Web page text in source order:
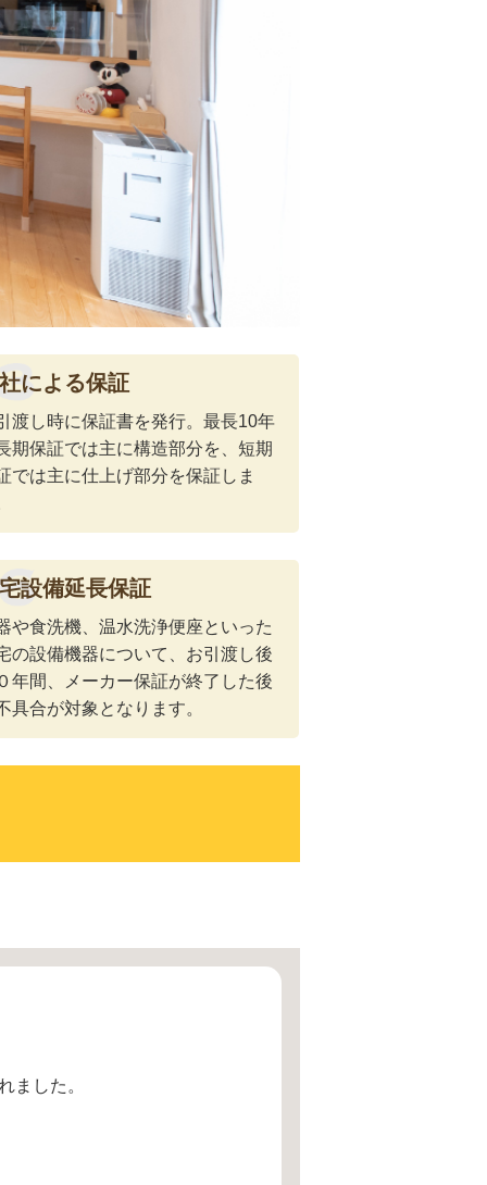
による保証
渡し時に保証書を発行。最長10年
期保証では主に構造部分を、短期
では主に仕上げ部分を保証しま
設備延長保証
や食洗機、温水洗浄便座といった
の設備機器について、お引渡し後
年間、メーカー保証が終了した後
具合が対象となります。
ました。